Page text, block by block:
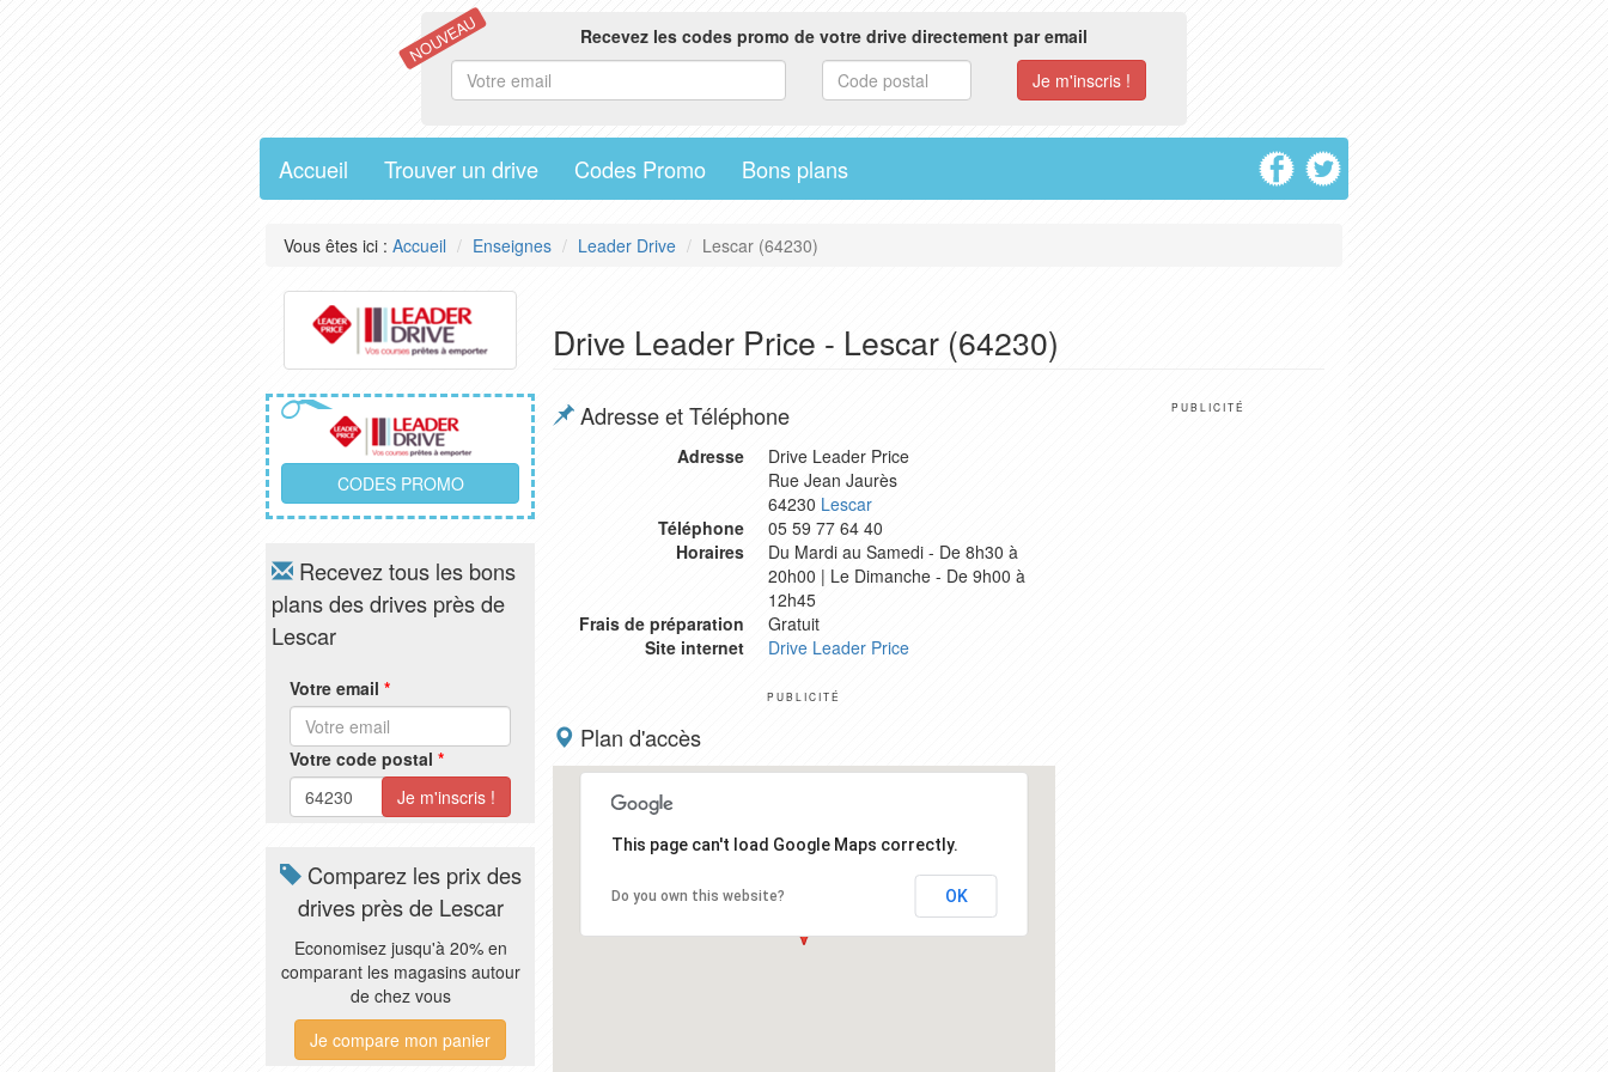
NOUVEAU Recevez les codes promo de votre drive directement par email
Accueil Trouver un drive Codes Promo Bons plans
Vous êtes ici : Accueil Enseignes Leader Drive Lescar (64230)
Drive Leader Price - Lescar (64230)
CODES PROMO
Recevez tous les bons
plans des drives près de
Lescar
Votre email *
Votre code postal *
Comparez les prix des
drives près de Lescar
Economisez jusqu'à 20% en
comparant les magasins autour
de chez vous
Je compare mon panier
Adresse et Téléphone
Adresse
Drive Leader Price
Rue Jean Jaurès
64230 Lescar
Téléphone
05 59 77 64 40
Horaires
Du Mardi au Samedi - De 8h30 à
20h00 | Le Dimanche - De 9h00 à
12h45
Frais de préparation
Gratuit
Site internet
Drive Leader Price
PUBLICITÉ
Plan d'accès
This page can't load Google Maps correctly.
Do you own this website? OK
PUBLICITÉ